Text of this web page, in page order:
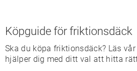
Köpguide för friktionsdäck
Ska du köpa friktionsdäck? Läs
hjälper dig med ditt val att hitta